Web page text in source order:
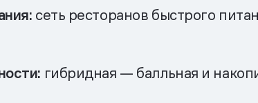
сеть ресторанов быстрого
гибридная — балльная и